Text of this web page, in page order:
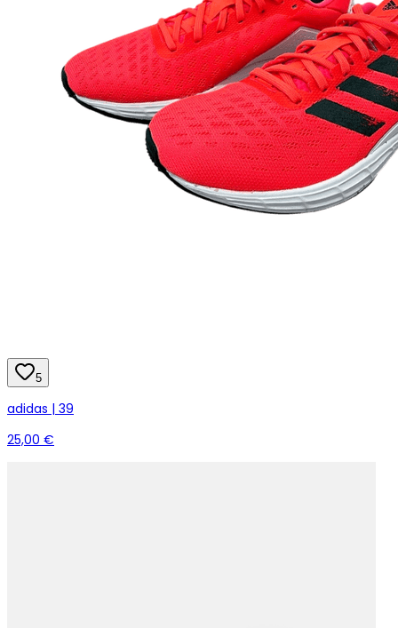
5
adidas | 39
25,00 €